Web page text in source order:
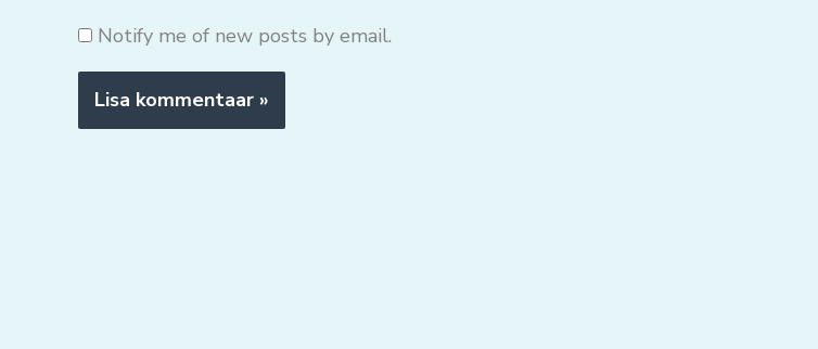
Notify me of new posts by email.